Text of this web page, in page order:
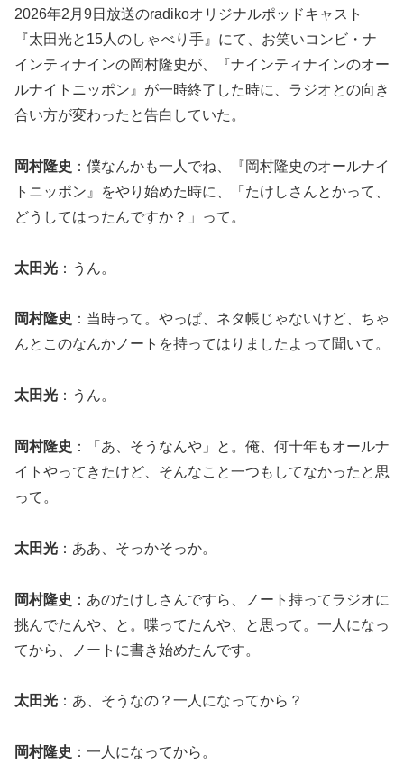
2026年2月9日放送のradikoオリジナルポッドキャスト
『太田光と15人のしゃべり手』にて、お笑いコンビ・ナ
インティナインの岡村隆史が、『ナインティナインのオー
ルナイトニッポン』が一時終了した時に、ラジオとの向き
合い方が変わったと告白していた。
岡村隆史 ：僕なんかも一人でね、『岡村隆史のオールナイ
トニッポン』をやり始めた時に、「たけしさんとかって、
どうしてはったんですか？」って。
太田光 ：うん。
岡村隆史 ：当時って。やっぱ、ネタ帳じゃないけど、ちゃ
んとこのなんかノートを持ってはりましたよって聞いて。
太田光 ：うん。
岡村隆史 ：「あ、そうなんや」と。俺、何十年もオールナ
イトやってきたけど、そんなこと一つもしてなかったと思
って。
太田光 ：ああ、そっかそっか。
岡村隆史 ：あのたけしさんですら、ノート持ってラジオに
挑んでたんや、と。喋ってたんや、と思って。一人になっ
てから、ノートに書き始めたんです。
太田光 ：あ、そうなの？一人になってから？
岡村隆史 ：一人になってから。